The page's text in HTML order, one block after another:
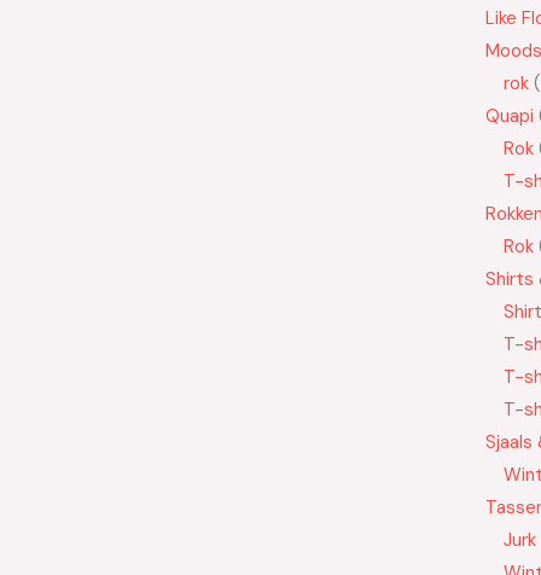
Like
rok
Quapi
Rok
T-
Rokken
Rok
Shirts
Shirt
T-
T-
T-
Sjaals
Jurk